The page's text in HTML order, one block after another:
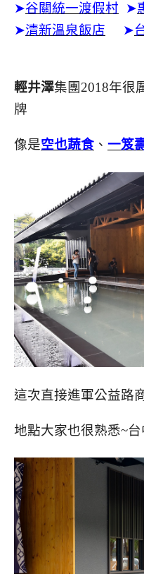
➤谷關統一渡假村 ➤
➤清新溫泉飯店 ➤
輕井澤集團2018年很
牌
像是空也蔬食 、 一笈
這次直接進軍公益路
地點大家也很熟悉~